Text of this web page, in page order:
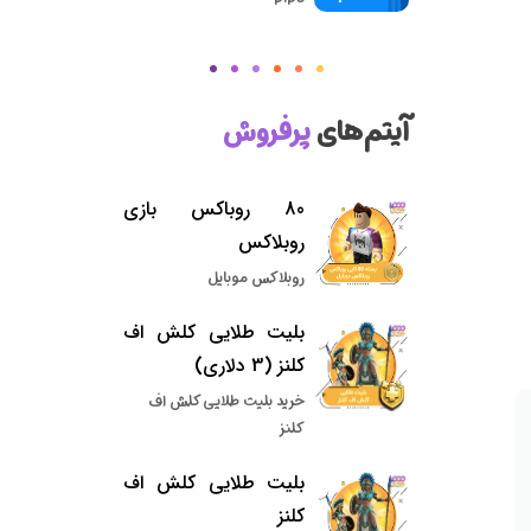
آیتم‌هایپرفروش
80 روباکس بازی
روبلاکس
روبلاکس موبایل
بلیت طلایی کلش اف
کلنز (3 دلاری)
خرید بلیت طلایی کلش اف
کلنز
بلیت طلایی کلش اف
کلنز